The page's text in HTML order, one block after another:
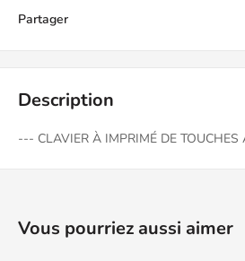
Partager
Description
--- CLAVIER À IMPRIMÉ DE
Vous pourriez aussi aimer